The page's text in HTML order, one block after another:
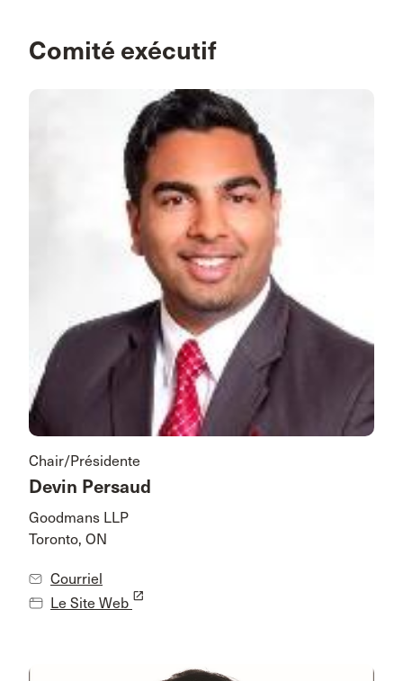
Comité exécutif
Chair/Présidente
Devin Persaud
Goodmans LLP
Toronto, ON
Courriel
Le Site Web launch